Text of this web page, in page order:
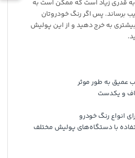
قدری زیاد است که ممکن است به
پس اگر رنگ خودروتان
به خرج دهید و از این پولیش
عمیق به طور موثر
و یکدست
انواع رنگ خودرو
با دستگاه‌های پولیش مختلف